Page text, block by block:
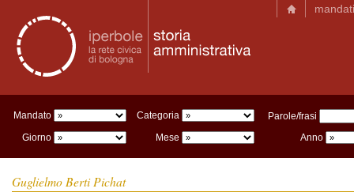
mandati
Mandato Categoria
Parole/frasi
Giorno
Mese Anno
Guglielmo Berti Pichat